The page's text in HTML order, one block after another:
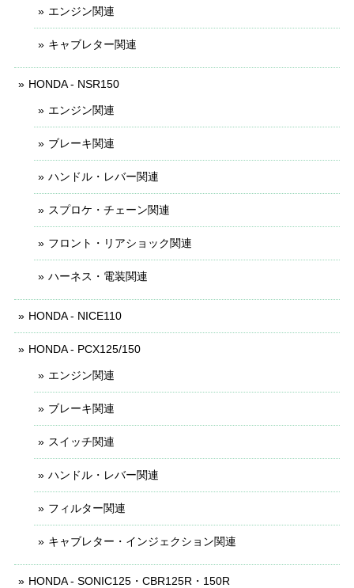
エンジン関連
キャブレター関連
HONDA - NSR150
エンジン関連
ブレーキ関連
ハンドル・レバー関連
スプロケ・チェーン関連
フロント・リアショック関連
ハーネス・電装関連
HONDA - NICE110
HONDA - PCX125/150
エンジン関連
ブレーキ関連
スイッチ関連
ハンドル・レバー関連
フィルター関連
キャブレター・インジェクション関連
HONDA - SONIC125・CBR125R・150R